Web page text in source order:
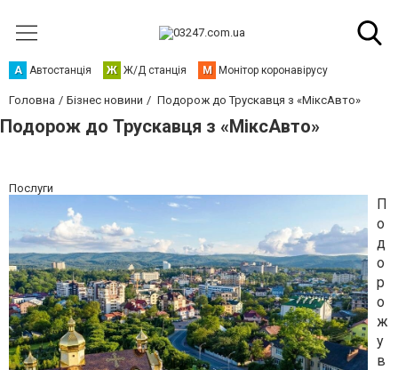
А Автостанція Ж Ж/Д станція М Монітор коронавірусу
Головна Бізнес новини Подорож до Трускавця з «МіксАвто»
Подорож до Трускавця з «МіксАвто»
Послуги
П
о
д
о
р
о
ж
у
в